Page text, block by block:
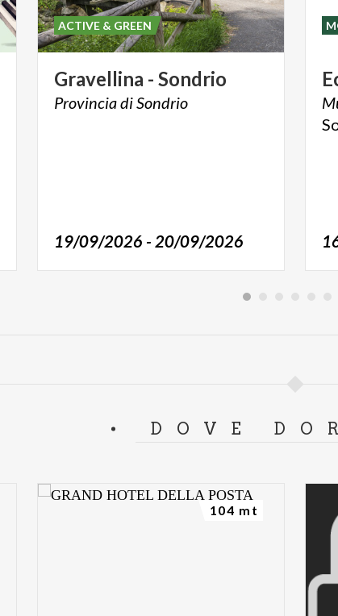
Gravellina - Sondrio
ProvinciadiSondrio
19/09/2026 - 20/09/2026
ACTIVE & GREEN
DOVE
104 mt